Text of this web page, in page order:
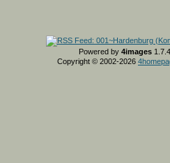
Powered by 4images 1.7.4
Copyright © 2002-2026